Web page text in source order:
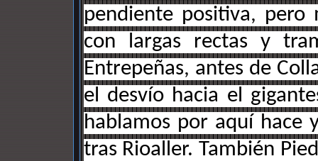
pendiente positiva, pero
con largas rectas y
Entrepeñas, antes de
el desvío hacia el
hablamos por aquí hace
tras Rioaller. También